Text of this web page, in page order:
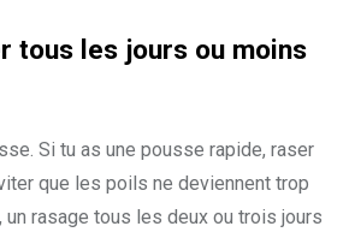
tous les jours ou moins
Si tu as une pousse rapide, raser
que les poils ne deviennent trop
un rasage tous les deux ou trois jours